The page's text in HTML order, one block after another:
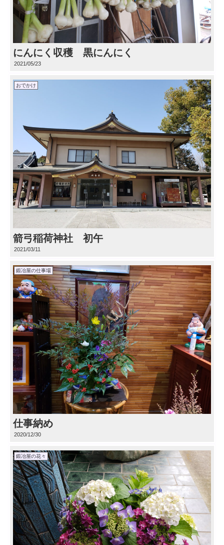
にんにく収穫 黒にんにく
2021/05/23
おでかけ
箭弓稲荷神社 初午
2021/03/11
鍛冶屋の仕事場
仕事納め
2020/12/30
鍛冶屋の花々